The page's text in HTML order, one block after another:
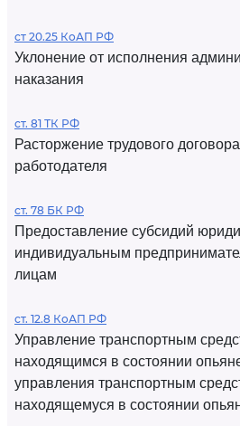
ст 20.25 КоАП РФ
Уклонение от исполнения
наказания
ст. 81 ТК РФ
Расторжение трудового
работодателя
ст. 78 БК РФ
Предоставление субсидий
индивидуальным
лицам
ст. 12.8 КоАП РФ
Управление транспортным
находящимся в состоянии
управления транспортным
находящемуся в состоянии